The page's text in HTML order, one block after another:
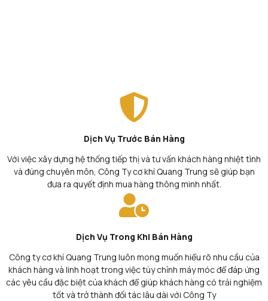
Dịch Vụ Trước Bán Hàng
Với việc xây dựng hệ thống tiếp thị và tư vấn khách hàng nhiệt tình
và đúng chuyên môn, Công Ty cơ khí Quang Trung sẽ giúp bạn
đưa ra quyết định mua hàng thông minh nhất.
Dịch Vụ Trong Khi Bán Hàng
Công ty cơ khí Quang Trung luôn mong muốn hiểu rõ nhu cầu của
khách hàng và linh hoạt trong việc tùy chỉnh máy móc để đáp ứng
các yêu cầu đặc biệt của khách để giúp khách hàng có trải nghiệm
tốt và trở thành đối tác lâu dài với Công Ty